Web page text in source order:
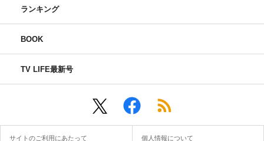
ランキング
BOOK
TV LIFE最新号
サイトのご利用にあたって 個人情報について